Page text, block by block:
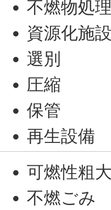
不燃物処
資源化施
選別
圧縮
保管
再生設備
可燃性粗
不燃ごみ